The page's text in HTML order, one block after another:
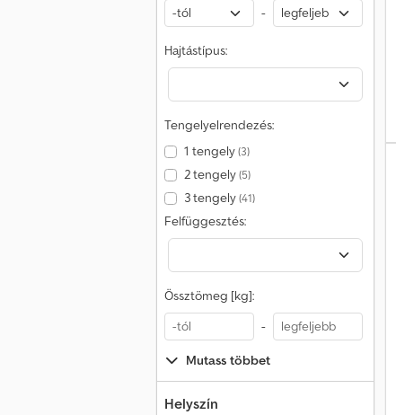
-
Hajtástípus:
Tengelyelrendezés:
1 tengely(3)
2 tengely(5)
3 tengely(41)
Felfüggesztés:
Össztömeg [kg]:
-
Mutass többet
Helyszín